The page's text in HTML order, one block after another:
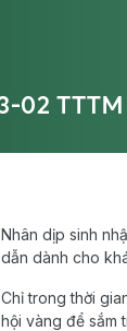
Nhân dịp sinh
dẫn dành cho
Chỉ trong thời
hội vàng để sắm